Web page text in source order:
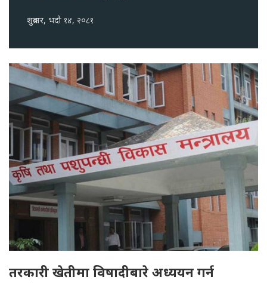
शुक्रबार, भदौ १४, २०८१
तरकारी खेतीमा विषादीबारे अध्ययन गर्न